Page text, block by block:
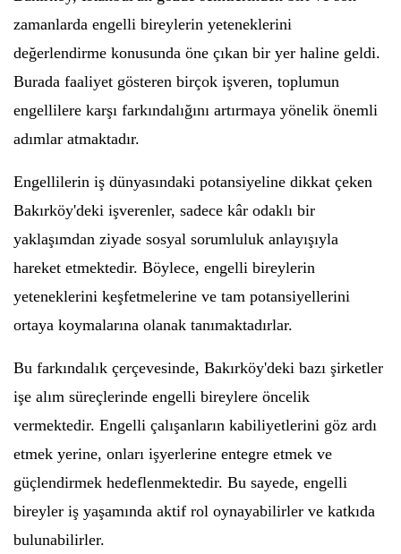
zamanlarda engelli bireylerin yeteneklerini
değerlendirme konusunda öne çıkan bir yer haline geldi.
Burada faaliyet gösteren birçok işveren, toplumun
engellilere karşı farkındalığını artırmaya yönelik önemli
adımlar atmaktadır.
Engellilerin iş dünyasındaki potansiyeline dikkat çeken
Bakırköy'deki işverenler, sadece kâr odaklı bir
yaklaşımdan ziyade sosyal sorumluluk anlayışıyla
hareket etmektedir. Böylece, engelli bireylerin
yeteneklerini keşfetmelerine ve tam potansiyellerini
ortaya koymalarına olanak tanımaktadırlar.
Bu farkındalık çerçevesinde, Bakırköy'deki bazı şirketler
işe alım süreçlerinde engelli bireylere öncelik
vermektedir. Engelli çalışanların kabiliyetlerini göz ardı
etmek yerine, onları işyerlerine entegre etmek ve
güçlendirmek hedeflenmektedir. Bu sayede, engelli
bireyler iş yaşamında aktif rol oynayabilirler ve katkıda
bulunabilirler.